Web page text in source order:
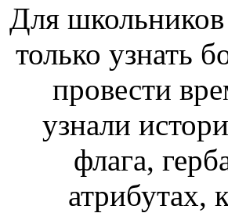
Для
только узнать
провести
узнали
флага,
атрибутах,